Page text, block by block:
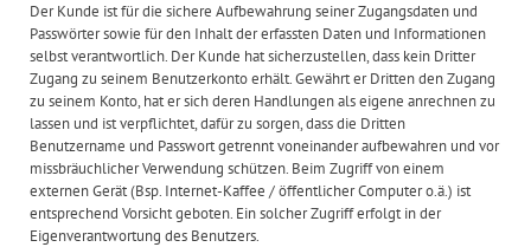
Der Kunde ist für die sichere Aufbewahrung seiner Zugangsdaten und
Passwörter sowie für den Inhalt der erfassten Daten und Informationen
selbst verantwortlich. Der Kunde hat sicherzustellen, dass kein Dritter
Zugang zu seinem Benutzerkonto erhält. Gewährt er Dritten den Zugang
zu seinem Konto, hat er sich deren Handlungen als eigene anrechnen zu
lassen und ist verpflichtet, dafür zu sorgen, dass die Dritten
Benutzername und Passwort getrennt voneinander aufbewahren und vor
missbräuchlicher Verwendung schützen. Beim Zugriff von einem
externen Gerät (Bsp. Internet-Kaffee / öffentlicher Computer o.ä.) ist
entsprechend Vorsicht geboten. Ein solcher Zugriff erfolgt in der
Eigenverantwortung des Benutzers.